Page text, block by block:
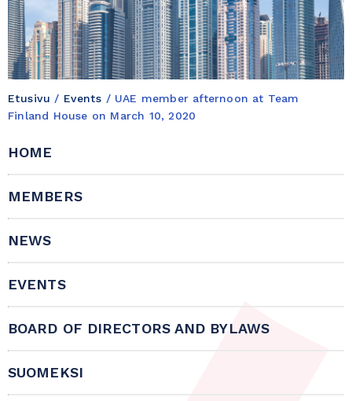
Etusivu / Events / UAE member afternoon at Team
Finland House on March 10, 2020
HOME
MEMBERS
NEWS
EVENTS
BOARD OF DIRECTORS AND BYLAWS
SUOMEKSI